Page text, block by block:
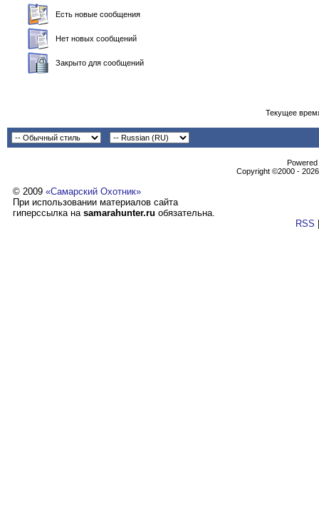
Есть новые сообщения
Нет новых сообщений
Закрыто для сообщений
Текущее
Copyright ©2000 -
© 2009 «Самарский Охотник»
При использовании материалов сайта
гиперссылка на samarahunter.ru обязательна.
RSS